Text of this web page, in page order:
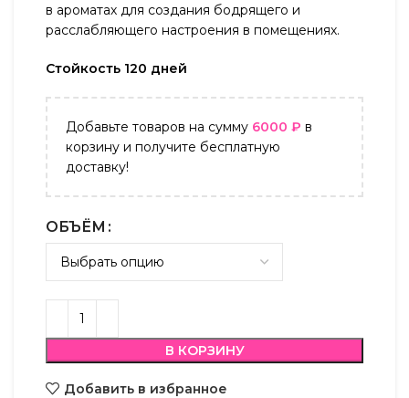
в ароматах для создания бодрящего и
расслабляющего настроения в помещениях.
Стойкость 120 дней
Добавьте товаров на сумму 6000 ₽ в
корзину и получите бесплатную
доставку!
ОБЪЁМ
В КОРЗИНУ
Добавить в избранное